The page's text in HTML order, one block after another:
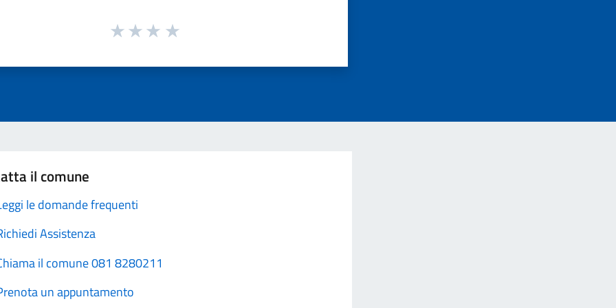
il comune
le domande frequenti
Assistenza
il comune 081 8280211
un appuntamento